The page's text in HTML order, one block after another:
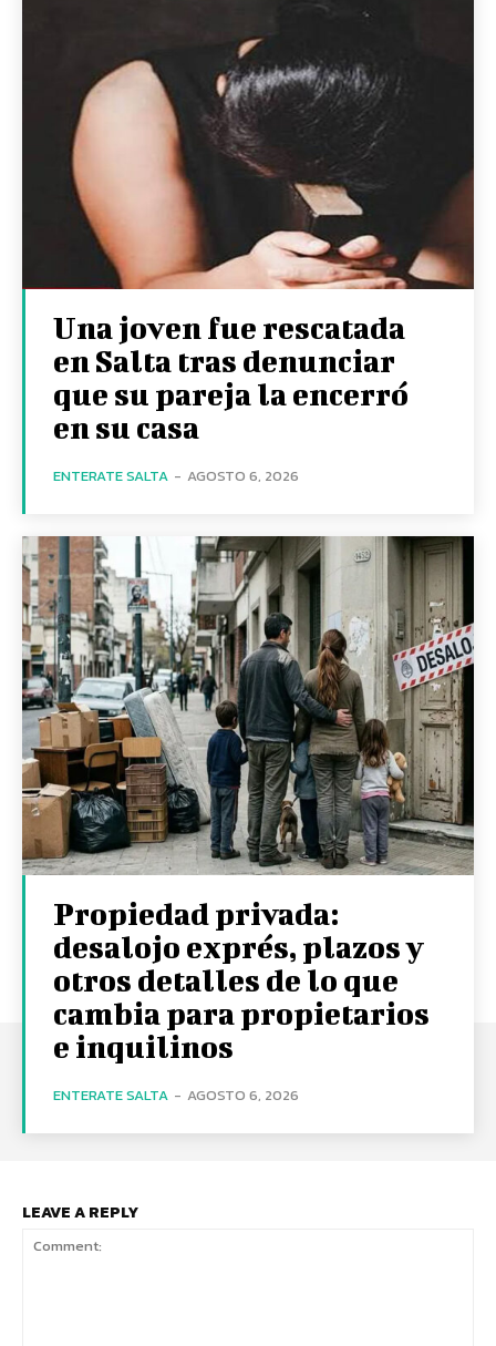
Una joven fue rescatada
en Salta tras denunciar
que su pareja la encerró
en su casa
ENTERATE SALTA - AGOSTO 6, 2026
Propiedad privada:
desalojo exprés, plazos y
otros detalles de lo que
cambia para propietarios
e inquilinos
ENTERATE SALTA - AGOSTO 6, 2026
LEAVE A REPLY